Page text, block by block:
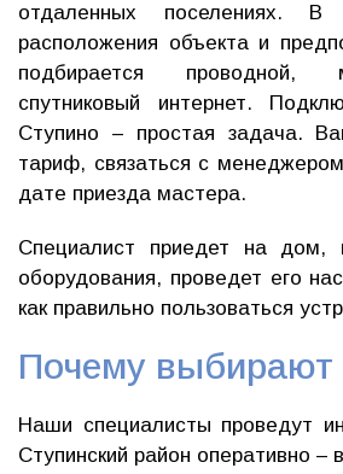
отдаленных поселениях. В
расположения объекта и
подбирается проводной,
спутниковый интернет.
Ступино – простая задача.
тариф, связаться с
дате приезда мастера.
Специалист приедет на дом,
оборудования, проведет его
как правильно пользоваться
Почему выбирают
Наши специалисты проведут
Ступинский район оперативно –